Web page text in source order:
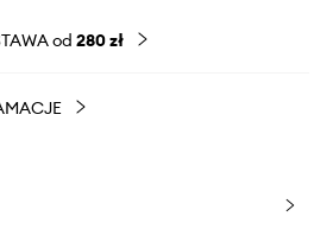
od 280 zł